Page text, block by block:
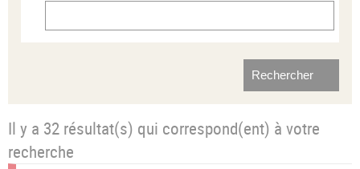
Il y a 32 résultat(s) qui correspond(ent) à votre
recherche